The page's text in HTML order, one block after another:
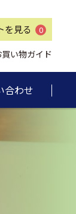
を見る 0
買い物ガイド
合わせ